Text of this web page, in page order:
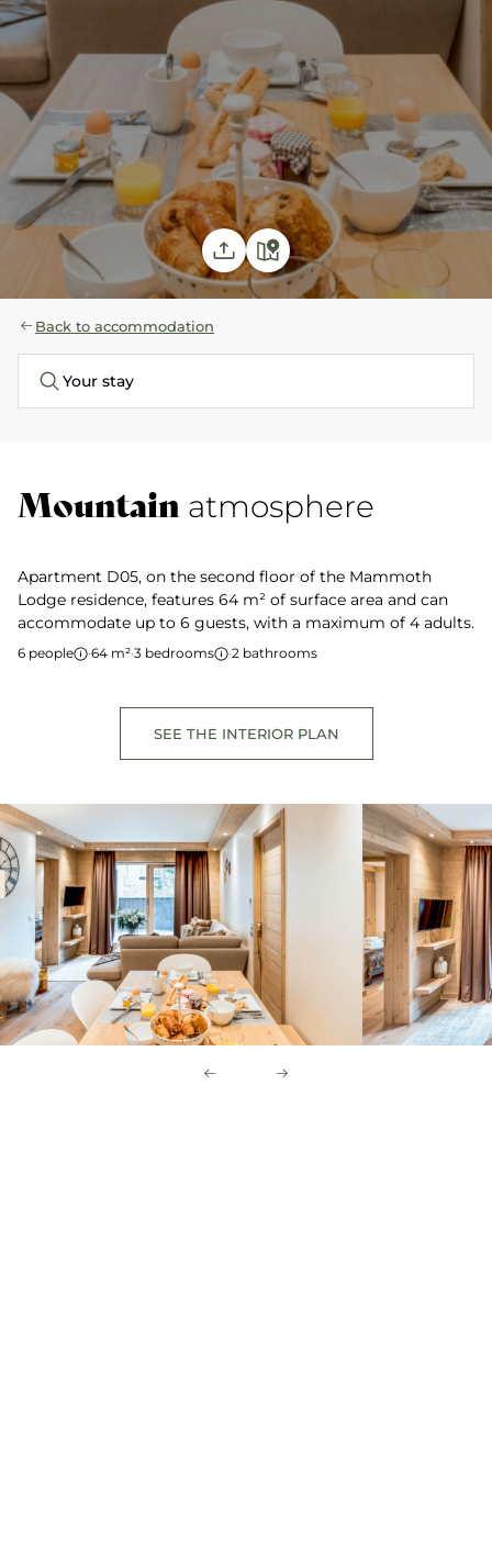
Back to accommodation
Your stay
Mountain atmosphere
Apartment D05, on the second floor of the Mammoth
Lodge residence, features 64 m² of surface area and can
accommodate up to 6 guests, with a maximum of 4 adults.
6 people ·64 m²·3 bedrooms ·2 bathrooms
SEE THE INTERIOR PLAN